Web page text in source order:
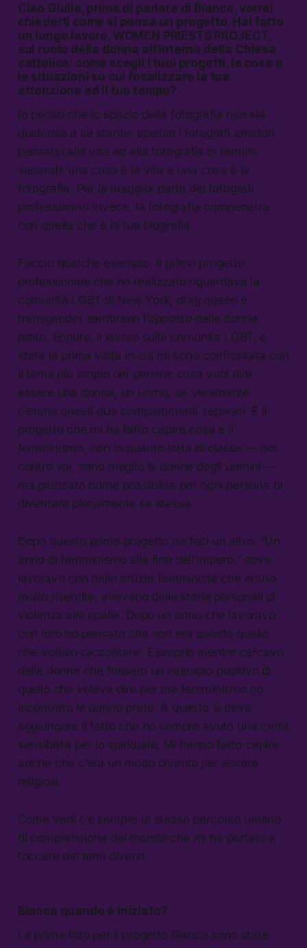
Ciao Giulia, prima di parlare di Bianca, vorrei
chiederti come si pensa un progetto. Hai fatto
un lungo lavoro, WOMEN PRIESTS PROJECT,
sul ruolo della donna all’interno della Chiesa
cattolica: come scegli i tuoi progetti, le cose e
le situazioni su cui focalizzare la tua
attenzione ed il tuo tempo?
Io penso che lo spazio della fotografia non sia
qualcosa a sé stante: spesso i fotografi amatori
pensano alla vita ed alla fotografia in termini
separati: una cosa è la vita e una cosa è la
fotografia. Per la maggior parte dei fotografi
professionisti invece, la fotografia compenetra
con quella che è la tua biografia.
Faccio qualche esempio. Il primo progetto
professionale che ho realizzato riguardava la
comunità LGBT di New York; drag queen e
transgender sembrano l’opposto delle donne
prete. Eppure, il lavoro sulla comunità LGBT, è
stata la prima volta in cui mi sono confrontata con
il tema più ampio del genere: cosa vuol dire
essere una donna, un uomo, se veramente
c’erano questi due compartimenti separati. È il
progetto che mi ha fatto capire cosa è il
femminismo, non in quanto lotta di classe — noi
contro voi, sono meglio le donne degli uomini —
ma piuttosto come possibilità per ogni persona di
diventare pienamente se stessa.
Dopo questo primo progetto ne feci un altro: “Un
anno di femminismo alla fine dell’impero,” dove
lavoravo con delle artiste femministe che erano
molto risentite, avevano delle storie personali di
violenza alle spalle. Dopo un anno che lavoravo
con loro ho pensato che non era questo quello
che volevo raccontare. E proprio mentre cercavo
delle donne che fossero un esempio positivo di
quello che voleva dire per me femminismo ho
incontrato le donne prete. A questo si deve
aggiungere il fatto che ho sempre avuto una certa
sensibilità per lo spirituale. Mi hanno fatto capire
anche che c’era un modo diverso per essere
religiosi.
Come vedi c’è sempre lo stesso percorso umano
di comprensione del mondo che mi ha portato a
toccare dei temi diversi.
Bianca quando è iniziato?
Le prime foto per il progetto Bianca sono state